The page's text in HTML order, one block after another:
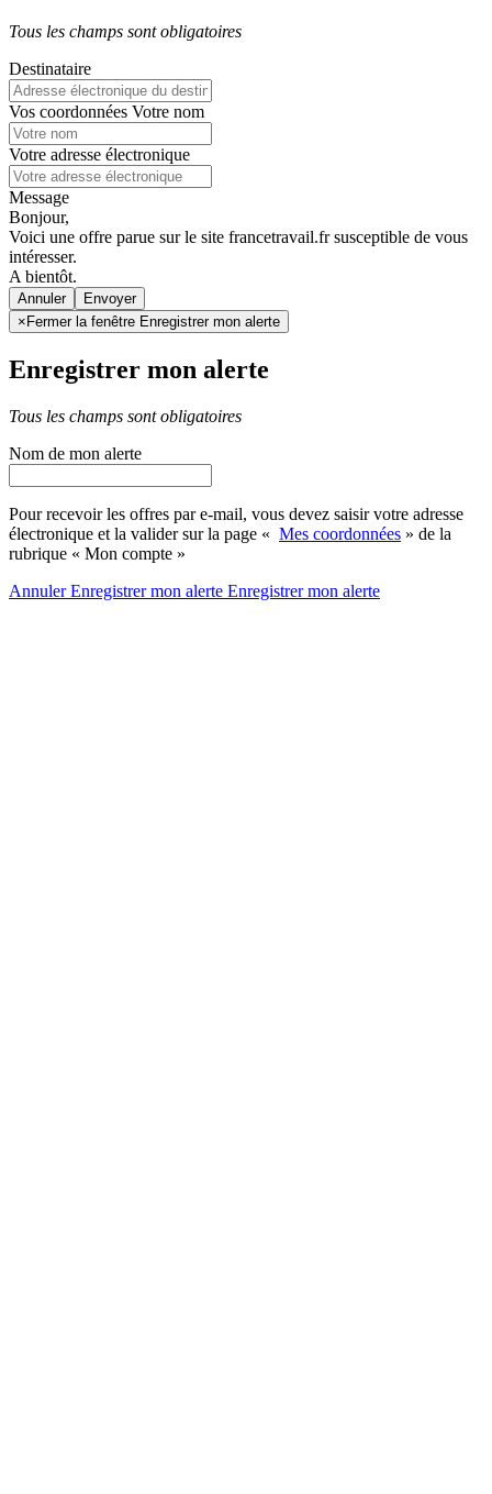
Tous les champs sont obligatoires
Destinataire
Vos coordonnées Votre nom
Votre adresse électronique
Message
Bonjour,
Voici une offre parue sur le site francetravail.fr susceptible de vous
intéresser.
A bientôt.
Annuler
× Fermer la fenêtre Enregistrer mon alerte
Enregistrer mon alerte
Tous les champs sont obligatoires
Nom de mon alerte
Pour recevoir les offres par e-mail, vous devez saisir votre adresse
électronique et la valider sur la page « Mes coordonnées » de la
rubrique « Mon compte »
AnnulerEnregistrer mon alerte Enregistrermon alerte